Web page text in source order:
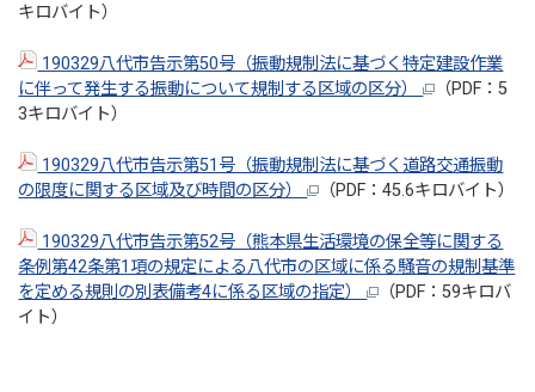
キロバイト）
190329八代市告示第50号（振動規制法に基づく特定建設作業
に伴って発生する振動について規制する区域の区分）
（PDF：5
3キロバイト）
190329八代市告示第51号（振動規制法に基づく道路交通振動
の限度に関する区域及び時間の区分）
（PDF：45.6キロバイト）
190329八代市告示第52号（熊本県生活環境の保全等に関する
条例第42条第1項の規定による八代市の区域に係る騒音の規制基準
を定める規則の別表備考4に係る区域の指定）
（PDF：59キロバ
イト）